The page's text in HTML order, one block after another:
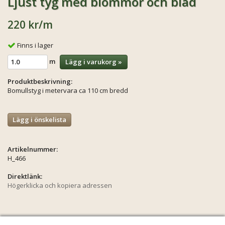
220 kr/m
Finns i lager
m
Lägg i varukorg »
Produktbeskrivning:
Bomullstyg i metervara ca 110 cm bredd
Lägg i önskelista
Artikelnummer:
H_466
Direktlänk:
Högerklicka och kopiera adressen